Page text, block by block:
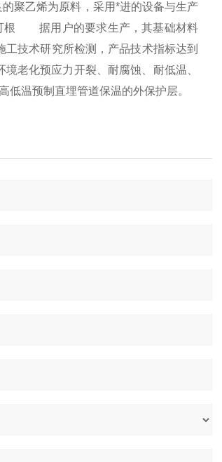
聚乙烯为原料，采用*进的设备与生产
可根 据用户的要求生产，其基础材料
技术研究所检测，产品技术指标达到
老化预应力开裂、耐腐蚀、耐低温、
温预制直埋管道保温的外保护层。